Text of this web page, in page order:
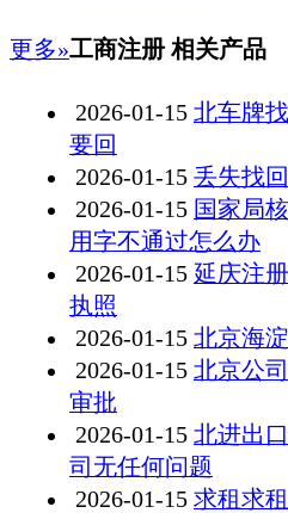
更多»工商注册 相关产品
2026-01-15 北车牌
要回
2026-01-15 丢失找
2026-01-15 国家局
用字不通过怎么办
2026-01-15 延庆注
执照
2026-01-15 北京海
2026-01-15 北京公
审批
2026-01-15 北进出
司无任何问题
2026-01-15 求租求